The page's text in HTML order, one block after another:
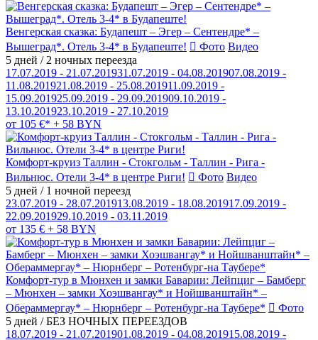
Венгерская сказка: Будапешт – Эгер – Сентендре* –
Вышеград*. Отель 3-4* в Будапеште!
Фото Видео
5 дней / 2 ночных переезда
17.07.2019 - 21.07.201931.07.2019 - 04.08.201907.08.2019 -
11.08.201921.08.2019 - 25.08.201911.09.2019 -
15.09.201925.09.2019 - 29.09.201909.10.2019 -
13.10.201923.10.2019 - 27.10.2019
от 105 €* + 58 BYN
Комфорт-круиз Таллин - Стокгольм - Таллин - Рига -
Вильнюс. Отели 3-4* в центре Риги!
Фото Видео
5 дней / 1 ночной переезд
23.07.2019 - 28.07.201913.08.2019 - 18.08.201917.09.2019 -
22.09.201929.10.2019 - 03.11.2019
от 135 € + 58 BYN
Комфорт-тур в Мюнхен и замки Баварии: Лейпциг – Бамберг
– Мюнхен – замки Хоэшвангау* и Нойшванштайн* –
Обераммергау* – Нюрнберг – Ротенбург-на Таубере*
Фото
5 дней / БЕЗ НОЧНЫХ ПЕРЕЕЗДОВ
18.07.2019 - 21.07.201901.08.2019 - 04.08.201915.08.2019 -